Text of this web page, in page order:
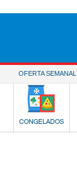
OFERTA SEMANAL
CONGELADOS